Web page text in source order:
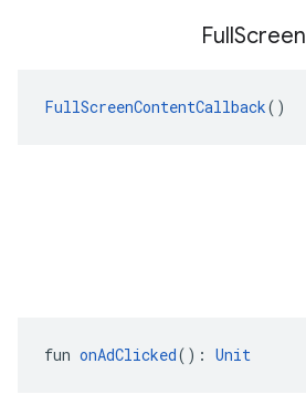
FullScreen
FullScreenContentCallback()
fun onAdClicked(): Unit